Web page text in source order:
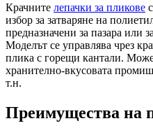
Крачните лепачки за пликове
избор за затваряне на
предназначени за пазара или
Моделът се управлява чрез
плика с горещи кантали. Може
хранително-вкусовата
т.н.
Преимущества на